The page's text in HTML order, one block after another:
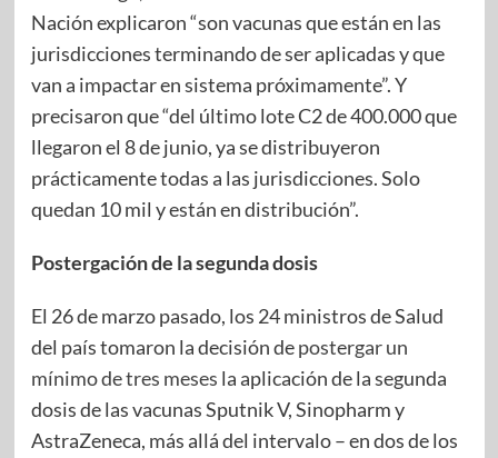
Nación explicaron “son vacunas que están en las
jurisdicciones terminando de ser aplicadas y que
van a impactar en sistema próximamente”. Y
precisaron que “del último lote C2 de 400.000 que
llegaron el 8 de junio, ya se distribuyeron
prácticamente todas a las jurisdicciones. Solo
quedan 10 mil y están en distribución”.
Postergación de la segunda dosis
El 26 de marzo pasado, los 24 ministros de Salud
del país tomaron la decisión depostergar un
mínimo de tres meses la aplicación de la segunda
dosis de las vacunas Sputnik V, Sinopharm y
AstraZeneca, más allá del intervalo – en dos de los